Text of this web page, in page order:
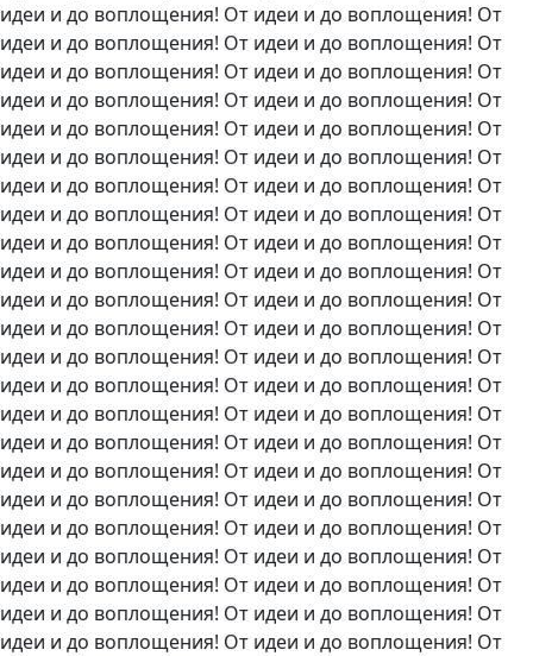
идеи и до воплощения! От идеи и до воплощения! От
идеи и до воплощения! От идеи и до воплощения! От
идеи и до воплощения! От идеи и до воплощения! От
идеи и до воплощения! От идеи и до воплощения! От
идеи и до воплощения! От идеи и до воплощения! От
идеи и до воплощения! От идеи и до воплощения! От
идеи и до воплощения! От идеи и до воплощения! От
идеи и до воплощения! От идеи и до воплощения! От
идеи и до воплощения! От идеи и до воплощения! От
идеи и до воплощения! От идеи и до воплощения! От
идеи и до воплощения! От идеи и до воплощения! От
идеи и до воплощения! От идеи и до воплощения! От
идеи и до воплощения! От идеи и до воплощения! От
идеи и до воплощения! От идеи и до воплощения! От
идеи и до воплощения! От идеи и до воплощения! От
идеи и до воплощения! От идеи и до воплощения! От
идеи и до воплощения! От идеи и до воплощения! От
идеи и до воплощения! От идеи и до воплощения! От
идеи и до воплощения! От идеи и до воплощения! От
идеи и до воплощения! От идеи и до воплощения! От
идеи и до воплощения! От идеи и до воплощения! От
идеи и до воплощения! От идеи и до воплощения! От
идеи и до воплощения! От идеи и до воплощения! От